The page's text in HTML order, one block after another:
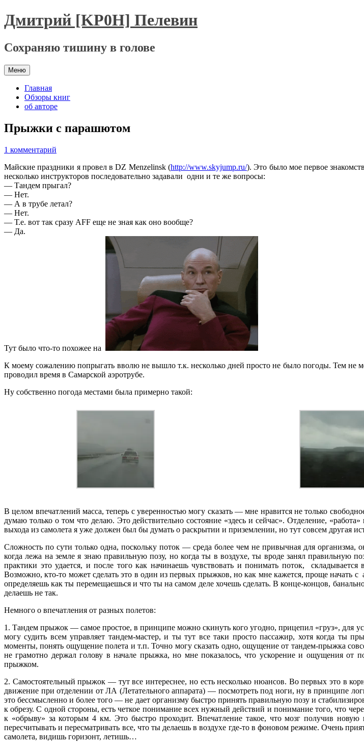
Перейти
к
Дмитрий [KP0H] Пелевин
Сохраняю тишину в голове
Меню
Главная
Обзоры книг
об авторе
Прыжки с парашютом
1 комментарий
Майские праздники я провел в DZ Menzelinsk (http://www.skyjump.ru/). Это было мое первое
несколько инструкторов последовательно задавали одни и те же вопросы:
— Тандем прыгал?
— Нет.
— А в трубе летал?
— Нет.
— Т.е. вот так сразу AFF еще не зная как оно вообще?
— Да.
Тут было что-то похожее на
К моему сожалению попрыгать вволю не вышло т.к. несколько дней просто не было погоды. Тем не
проводил время в Самарской аэротрубе.
Ну собственно погода местами была примерно такой:
В целом впечатлений масса, теперь с уверенностью могу сказать — мне нравится не только
думаю только о том что делаю. Это действительно состояние «здесь и сейчас». Отделение,
выхода из самолета я уже должен был бы думать о раскрытии и приземлении, но тут совсем другая
Сложность по сути только одна, поскольку поток — среда более чем не привычная для организма,
когда лежа на земле я знаю правильную позу, но когда ты в воздухе, ты вроде занял
практики это удается, и после того как начинаешь чувствовать и понимать поток,
Возможно, кто-то может сделать это в один из первых прыжков, но как мне кажется, проще
определяешь как ты перемещаешься и что ты на самом деле хочешь сделать. В конце-концов,
делаешь не так.
Немного о впечатления от разных полетов:
1. Тандем прыжок — самое простое, в принципе можно скинуть кого угодно, прицепил «груз», для
могу судить всем управляет тандем-мастер, и ты тут все таки просто пассажир, хотя когда ты
моменты, понять ощущение полета и т.п. Точно могу сказать одно, ощущение от тандем-прыжка
не грамотно держал голову в начале прыжка, но мне показалось, что ускорение и ощущения от
прыжком.
2. Самостоятельный прыжок — тут все интереснее, но есть несколько нюансов. Во первых это в
движение при отделении от ЛА (Летательного аппарата) — посмотреть под ноги, ну в принципе
это бессмысленно и более того — не дает организму быстро принять правильную позу и
к обрезу. С одной стороны, есть четкое понимание всех нужный действий и понимание того, что
к «обрыву» за которым 4 км. Это быстро проходит. Впечатление такое, что мозг получив
пересчитывать и пересматривать все, что ты делаешь в воздухе где-то в фоновом режиме. Очень
самолета, видишь горизонт, летишь…